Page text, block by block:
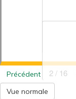
Précédent 2 / 16
Vue normale